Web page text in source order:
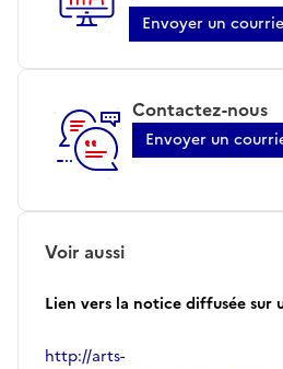
Envoyer un
Contactez-nous
Envoyer un
Voir aussi
Lien vers la notice diffusée sur
http://arts-